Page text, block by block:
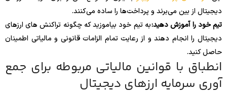
دیجیتال از بین می‌برند و پرداخت‌ها را ساده می‌کنند.
تیم خود را آموزش دهید:به تیم خود بیاموزید که چگونه تراکنش های ارزهای
دیجیتال را انجام دهند و از رعایت تمام الزامات قانونی و مالیاتی اطمینان
حاصل کنید.
انطباق با قوانین مالیاتی مربوطه برای جمع
آوری سرمایه ارزهای دیجیتال